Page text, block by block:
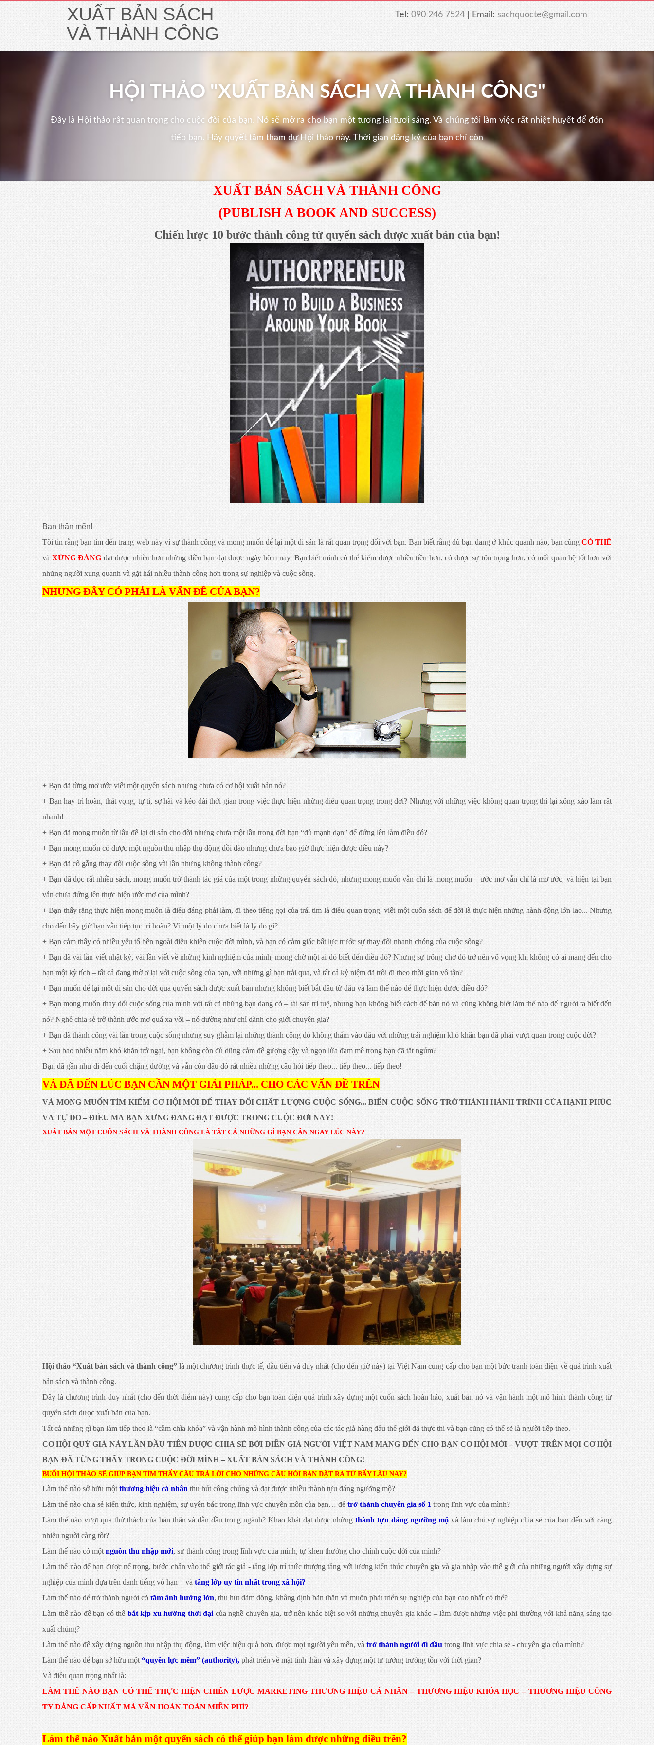
XUẤT BẢN SÁCH
VÀ THÀNH CÔNG
Tel: 090 246 7524 | Email: sachquocte@gmail.com
HỘI THẢO "XUẤT BẢN SÁCH VÀ THÀNH CÔNG"
Đây là Hội thảo rất quan trọng cho cuộc đời của bạn. Nó sẽ mở ra cho bạn một tương lai tươi sáng. Và chúng tôi làm việc rất nhiệt huyết để đón
tiếp bạn. Hãy quyết tâm tham dự Hội thảo này. Thời gian đăng ký của bạn chỉ còn
XUẤT BẢN SÁCH VÀ THÀNH CÔNG
(PUBLISH A BOOK AND SUCCESS)
Chiến lược 10 bước thành công từ quyển sách được xuất bản của bạn!
Bạn thân mến!
Tôi tin rằng bạn tìm đến trang web này vì sự thành công và mong muốn để lại một di sản là rất quan trọng đối với bạn. Bạn biết rằng dù bạn đang ở khúc quanh nào, bạn cũng CÓ THỂ
và XỨNG ĐÁNG đạt được nhiều hơn những điều bạn đạt được ngày hôm nay. Bạn biết mình có thể kiếm được nhiều tiền hơn, có được sự tôn trọng hơn, có mối quan hệ tốt hơn với
những người xung quanh và gặt hái nhiều thành công hơn trong sự nghiệp và cuộc sống.
NHƯNG ĐÂY CÓ PHẢI LÀ VẤN ĐỀ CỦA BẠN?
+ Bạn đã từng mơ ước viết một quyển sách nhưng chưa có cơ hội xuất bản nó?
+ Bạn hay trì hoãn, thất vọng, tự ti, sợ hãi và kéo dài thời gian trong việc thực hiện những điều quan trọng trong đời? Nhưng với những việc không quan trọng thì lại xông xáo làm rất
nhanh!
+ Bạn đã mong muốn từ lâu để lại di sản cho đời nhưng chưa một lần trong đời bạn “đủ mạnh dạn” để đứng lên làm điều đó?
+ Bạn mong muốn có được một nguồn thu nhập thụ động dồi dào nhưng chưa bao giờ thực hiện được điều này?
+ Bạn đã cố gắng thay đổi cuộc sống vài lần nhưng không thành công?
+ Bạn đã đọc rất nhiều sách, mong muốn trở thành tác giả của một trong những quyển sách đó, nhưng mong muốn vẫn chỉ là mong muốn – ước mơ vẫn chỉ là mơ ước, và hiện tại bạn
vẫn chưa đứng lên thực hiện ước mơ của mình?
+ Bạn thấy rằng thực hiện mong muốn là điều đáng phải làm, đi theo tiếng gọi của trái tim là điều quan trọng, viết một cuốn sách để đời là thực hiện những hành động lớn lao... Nhưng
cho đến bây giờ bạn vẫn tiếp tục trì hoãn? Vì một lý do chưa biết là lý do gì?
+ Bạn cảm thấy có nhiều yếu tố bên ngoài điều khiển cuộc đời mình, và bạn có cảm giác bất lực trước sự thay đổi nhanh chóng của cuộc sống?
+ Bạn đã vài lần viết nhật ký, vài lần viết về những kinh nghiệm của mình, mong chờ một ai đó biết đến điều đó? Nhưng sự trông chờ đó trở nên vô vọng khi không có ai mang đến cho
bạn một kỳ tích – tất cả đang thờ ơ lại với cuộc sống của bạn, với những gì bạn trải qua, và tất cả kỷ niệm đã trôi đi theo thời gian vô tận?
+ Bạn muốn để lại một di sản cho đời qua quyển sách được xuất bản nhưng không biết bắt đầu từ đâu và làm thế nào để thực hiện được điều đó?
+ Bạn mong muốn thay đổi cuộc sống của mình với tất cả những bạn đang có – tài sản trí tuệ, nhưng bạn không biết cách để bán nó và cũng không biết làm thế nào để người ta biết đến
nó? Nghề chia sẻ trở thành ước mơ quá xa vời – nó dường như chỉ dành cho giới chuyên gia?
+ Bạn đã thành công vài lần trong cuộc sống nhưng suy ghẫm lại những thành công đó không thấm vào đâu với những trải nghiệm khó khăn bạn đã phải vượt quan trong cuộc đời?
+ Sau bao nhiêu năm khó khăn trở ngại, bạn không còn đủ dũng cảm để gượng dậy và ngọn lửa đam mê trong bạn đã tắt ngúm?
Bạn đã gần như đi đến cuối chặng đường và vẫn còn đâu đó rất nhiều những câu hỏi tiếp theo... tiếp theo... tiếp theo!
VÀ ĐÃ ĐẾN LÚC BẠN CẦN MỘT GIẢI PHÁP... CHO CÁC VẤN ĐỀ TRÊN
VÀ MONG MUỐN TÌM KIẾM CƠ HỘI MỚI ĐỂ THAY ĐỔI CHẤT LƯỢNG CUỘC SỐNG... BIẾN CUỘC SỐNG TRỞ THÀNH HÀNH TRÌNH CỦA HẠNH PHÚC
VÀ TỰ DO – ĐIỀU MÀ BẠN XỨNG ĐÁNG ĐẠT ĐƯỢC TRONG CUỘC ĐỜI NÀY!
XUẤT BẢN MỘT CUỐN SÁCH VÀ THÀNH CÔNG LÀ TẤT CẢ NHỮNG GÌ BẠN CẦN NGAY LÚC NÀY?
Hội thảo “Xuất bản sách và thành công”là một chương trình thực tế, đầu tiên và duy nhất (cho đến giờ này) tại Việt Nam cung cấp cho bạn một bức tranh toàn diện về quá trình xuất
bản sách và thành công.
Đây là chương trình duy nhất (cho đến thời điểm này) cung cấp cho bạn toàn diện quá trình xây dựng một cuốn sách hoàn hảo, xuất bản nó và vận hành một mô hình thành công từ
quyển sách được xuất bản của bạn.
Tất cả những gì bạn làm tiếp theo là “cầm chìa khóa” và vận hành mô hình thành công của các tác giả hàng đầu thế giới đã thực thi và bạn cũng có thể sẽ là người tiếp theo.
CƠ HỘI QUÝ GIÁ NÀY LẦN ĐẦU TIÊN ĐƯỢC CHIA SẺ BỞI DIỄN GIẢ NGƯỜI VIỆT NAM MANG ĐẾN CHO BẠN CƠ HỘI MỚI – VƯỢT TRÊN MỌI CƠ HỘI
BẠN ĐÃ TỪNG THẤY TRONG CUỘC ĐỜI MÌNH – XUẤT BẢN SÁCH VÀ THÀNH CÔNG!
BUỔI HỘI THẢO SẼ GIÚP BẠN TÌM THẤY CÂU TRẢ LỜI CHO NHỮNG CÂU HỎI BẠN ĐẶT RA TỪ BẤY LÂU NAY?
Làm thế nào sở hữu một thương hiệu cá nhân thu hút công chúng và đạt được nhiều thành tựu đáng ngưỡng mộ?
Làm thế nào chia sẻ kiến thức, kinh nghiệm, sự uyên bác trong lĩnh vực chuyên môn của bạn… để trở thành chuyên gia số 1 trong lĩnh vực của mình?
Làm thế nào vượt qua thử thách của bản thân và dẫn đầu trong ngành? Khao khát đạt được những thành tựu đáng ngưỡng mộ và làm chủ sự nghiệp chia sẻ của bạn đến với càng
nhiều người càng tốt?
Làm thế nào có một nguồn thu nhập mới, sự thành công trong lĩnh vực của mình, tự khen thưởng cho chính cuộc đời của mình?
Làm thế nào để bạn được nể trọng, bước chân vào thế giới tác giả - tầng lớp trí thức thượng tầng với lượng kiến thức chuyên gia và gia nhập vào thế giới của những người xây dựng sự
nghiệp của mình dựa trên danh tiếng vô hạn – và tầng lớp uy tín nhất trong xã hội?
Làm thế nào để trở thành người có tầm ảnh hưởng lớn, thu hút đám đông, khẳng định bản thân và muốn phát triển sự nghiệp của bạn cao nhất có thể?
Làm thế nào để bạn có thể bắt kịp xu hướng thời đại của nghề chuyên gia, trở nên khác biệt so với những chuyên gia khác – làm được những việc phi thường với khả năng sáng tạo
xuất chúng?
Làm thế nào để xây dựng nguồn thu nhập thụ động, làm việc hiệu quả hơn, được mọi người yêu mến, và trở thành người đi đầu trong lĩnh vực chia sẻ - chuyên gia của mình?
Làm thế nào để bạn sở hữu một “quyền lực mềm” (authority), phát triển về mặt tinh thần và xây dựng một tư tưởng trường tồn với thời gian?
Và điều quan trọng nhất là:
LÀM THẾ NÀO BẠN CÓ THỂ THỰC HIỆN CHIẾN LƯỢC MARKETING THƯƠNG HIỆU CÁ NHÂN – THƯƠNG HIỆU KHÓA HỌC – THƯƠNG HIỆU CÔNG
TY ĐẲNG CẤP NHẤT MÀ VẪN HOÀN TOÀN MIỄN PHÍ?
Làm thế nào Xuất bản một quyển sách có thể giúp bạn làm được những điều trên?